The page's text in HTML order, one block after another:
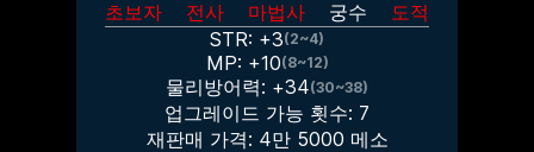
초보자
전사 마법사 궁수
도적
STR: +3(2~4)
MP: +10(8~12)
물리방어력: +34(30~38)
업그레이드 가능 횟수: 7
재판매 가격: 4만 5000 메소